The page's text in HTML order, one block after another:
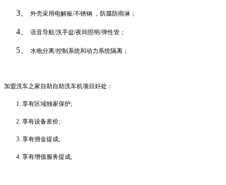
3、 外壳采用电解板/不锈钢 ，防腐防雨淋；
4、 语音导航/洗手盆/夜间照明/弹性管；
5、 水电分离/控制系统和动力系统隔离；
加盟洗车之家自助自助洗车机项目好处：
1. 享有区域独家保护;
2. 享有设备差价;
3. 享有佣金提成;
4. 享有增值服务提成;